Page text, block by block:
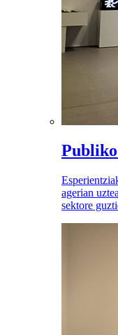
agerian
sektore